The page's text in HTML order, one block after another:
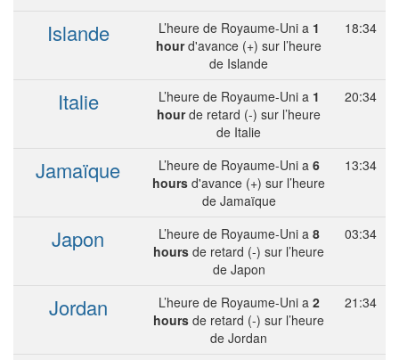
Islande
L’heure de Royaume-Uni a 1
hourd'avance (+) sur l’heure
de Islande
18:34
Italie L’heure de Royaume-Uni a 1
hourde retard (-) sur l’heure
de Italie
20:34
Jamaïque L’heure de Royaume-Uni a 6
hours d'avance (+) sur l’heure
de Jamaïque
13:34
Japon L’heure de Royaume-Uni a 8
hours de retard (-) sur l’heure
de Japon
03:34
Jordan L’heure de Royaume-Uni a 2
hours de retard (-) sur l’heure
de Jordan
21:34